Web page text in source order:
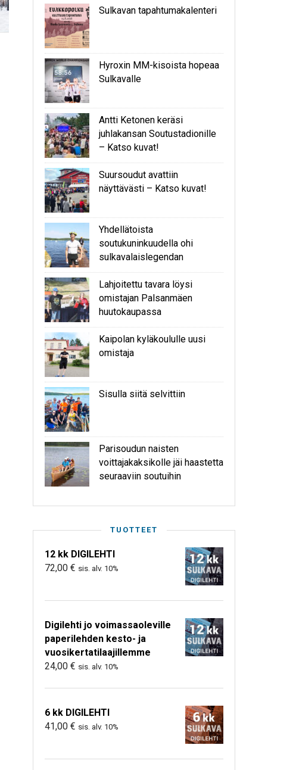
Sulkavan tapahtumakalenteri
Hyroxin MM-kisoista hopeaa
Sulkavalle
Antti Ketonen keräsi
juhlakansan Soutustadionille
– Katso kuvat!
Suursoudut avattiin
näyttävästi – Katso kuvat!
Yhdellätoista
soutukuninkuudella ohi
sulkavalaislegendan
Lahjoitettu tavara löysi
omistajan Palsanmäen
huutokaupassa
Kaipolan kyläkoululle uusi
omistaja
Sisulla siitä selvittiin
Parisoudun naisten
voittajakaksikolle jäi haastetta
seuraaviin soutuihin
TUOTTEET
12 kk DIGILEHTI
72,00 € sis. alv. 10%
Digilehti jo voimassaoleville
paperilehden kesto- ja
vuosikertatilaajillemme
24,00 € sis. alv. 10%
6 kk DIGILEHTI
41,00 € sis. alv. 10%